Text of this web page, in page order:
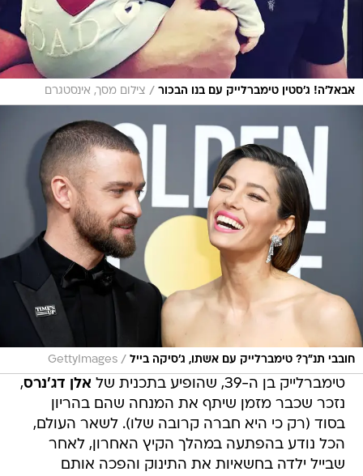
אבאל'ה! ג'סטין טימברלייק עם בנו הבכור / צילום מסך, אינסטגרם
חובבי תנ"ך? טימברלייק עם אשתו, ג'סיקה בייל /
GettyImages
טימברלייק בן ה-39, שהופיע בתכנית של אלן דג'נרס,
נזכר שכבר מזמן שיתף את המנחה שהם בהריון
בסוד (רק כי היא חברה קרובה שלו). לשאר העולם,
הכל נודע בהפתעה במהלך הקיץ האחרון, לאחר
שבייל ילדה בחשאיות את התינוק והפכה אותם